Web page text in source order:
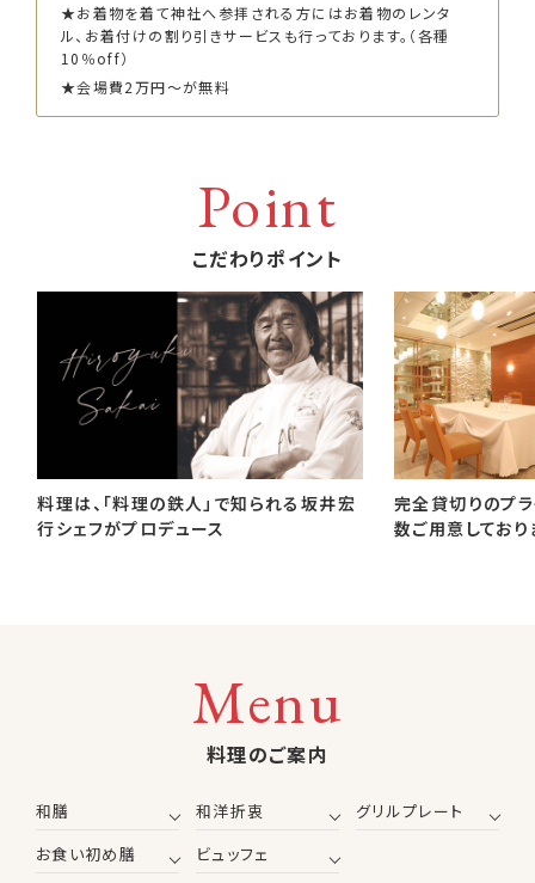
★お着物を着て神社へ参拝される方にはお着物のレンタ
ル、お着付けの割り引きサービスも行っております。（各種
10％off）
★会場費2万円〜が無料
Point
こだわりポイント
料理は、「料理の鉄人」で知られる坂井宏
行シェフがプロデュース
完全貸切りのプ
数ご用意しており
Menu
料理のご案内
和膳 和洋折衷
グリルプレート
お食い初め膳
ビュッフェ